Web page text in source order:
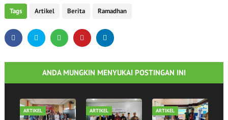
Tags Artikel Berita Ramadhan
ANDA MUNGKIN MENYUKAI POSTINGAN INI
ARTIKEL ARTIKEL ARTIKEL